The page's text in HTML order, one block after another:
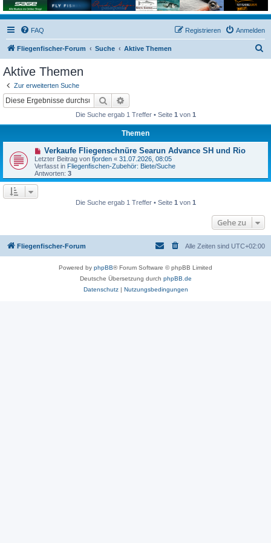
FAQ Anmelden
Registrieren
Fliegenfischer-Forum Suche Aktive Themen
Aktive Themen
Zur erweiterten Suche
Suche
Die Suche ergab 1 Treffer • Seite 1 von 1
Themen
N
e
u
e
r
Verkaufe Fliegenschnüre Searun Advance SH und Rio
Letzter Beitrag von fjorden « 31.07.2026, 08:05
Verfasst in Fliegenfischen-Zubehör: Biete/Suche
Antworten: 3
Die Suche ergab 1 Treffer • Seite 1 von 1
Gehe zu
Fliegenfischer-Forum Alle Zeiten sind UTC+02:00
Powered by phpBB® Forum Software © phpBB Limited
Deutsche Übersetzung durch phpBB.de
Datenschutz| Nutzungsbedingungen